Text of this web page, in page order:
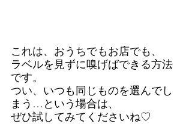
これは、おうちでもお店でも、
ラベルを見ずに嗅げばできる方法
です。
つい、いつも同じものを選んでし
まう…という場合は、
ぜひ試してみてくださいね♡